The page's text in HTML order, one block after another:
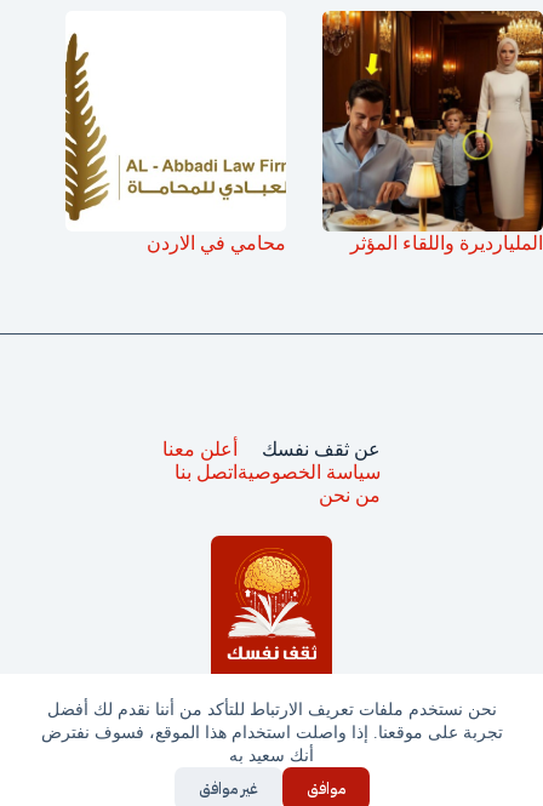
نحن نستخدم ملفات تعريف الارتباط للتأكد من أننا نقدم لك أفضل
تجربة على موقعنا. إذا واصلت استخدام هذا الموقع، فسوف نفترض
أنك سعيد به
موافق غير موافق
المليارديرة واللقاء المؤثر محامي في الاردن
جميع الحقوق محفوظة © ثقف نفسك 2025
عن ثقف نفسك
سياسة الخصوصية
من نحن
أعلن معنا
اتصل بنا